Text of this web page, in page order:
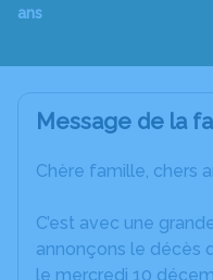
ans
Message de la
Chère famille, chers
C’est avec une
annonçons le décès
le mercredi 10